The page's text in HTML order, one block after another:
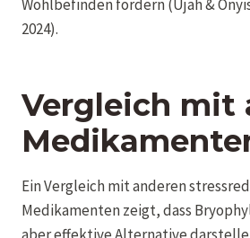
Wohlbefinden fördern (Ujah &
2024).
Vergleich mit
Ein Vergleich mit anderen
Medikamenten zeigt, dass
aber effektive Alternative